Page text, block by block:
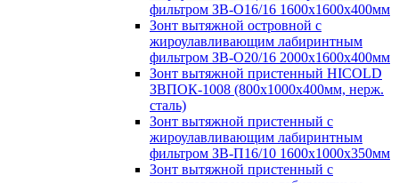
фильтром ЗВ-О16/16 1600х1600х400мм
Зонт вытяжной островной с
жироулавливающим лабиринтным
фильтром ЗВ-О20/16 2000х1600х400мм
Зонт вытяжной пристенный HICOLD
ЗВПОК-1008 (800х1000х400мм, нерж.
сталь)
Зонт вытяжной пристенный с
жироулавливающим лабиринтным
фильтром ЗВ-П16/10 1600х1000х350мм
Зонт вытяжной пристенный с